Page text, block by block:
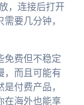
，连接后打开
要几分钟，
免费但不稳定
，而且可能有
是付费产品，
在海外也能享